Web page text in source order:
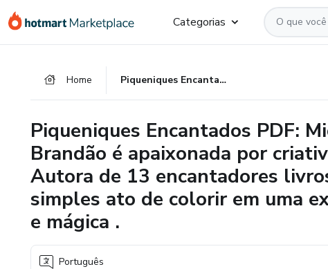
para
para
para
Categorias
Home Piqueniques Encantados PDF: Michelle Magali de Oliveira Brandão é apaixonada por criatividade, cores e imaginação! Autora de 13 encantadores livros de colorir, ela transforma o simples ato de colorir em uma experiência divertida, relaxante e mágica .
Piqueniques Encantados PDF:
Brandão é apaixonada por
Autora de 13 encantadores
simples ato de colorir em uma
e mágica .
Português